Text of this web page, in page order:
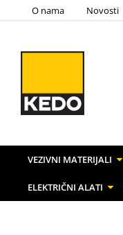
O nama Novosti
VEZIVNI MATERIJALI
ELEKTRIČNI ALATI